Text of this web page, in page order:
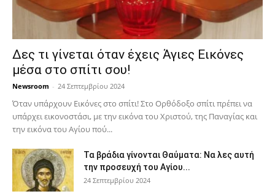
Δες τι γίνεται όταν έχεις Άγιες Εικόνες
μέσα στο σπίτι σου!
Newsroom - 24 Σεπτεμβρίου 2024
Όταν υπάρχουν Εικόνες στο σπίτι! Στο Ορθόδοξο σπίτι πρέπει να
υπάρχει εικονοστάσι, με την εικόνα του Χριστού, της Παν­αγίας και
την εικόνα του Αγίου πού...
Τα βράδια γίνονται Θαύματα: Να λες αυτή
την προσευχή του Αγίου...
24 Σεπτεμβρίου 2024